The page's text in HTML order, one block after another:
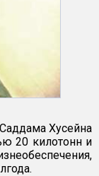
Хусейна
20 килотонн и